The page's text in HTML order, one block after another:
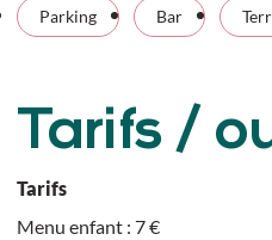
Parking Bar
Tarifs /
Tarifs
Menu enfant : 7 €